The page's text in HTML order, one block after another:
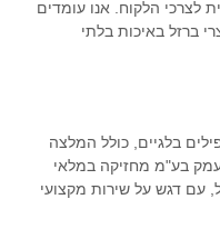
לצרכי הלקוח. אנו עומדים
ברזל באיכות בלתי
בלגיים, כולל המלצה
בע"מ מחזיקה במלאי
עם דגש על שירות מקצועי